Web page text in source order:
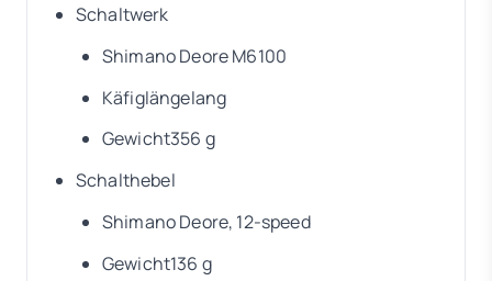
Schaltwerk
Shimano Deore M6100
Käfiglängelang
Gewicht356 g
Schalthebel
Shimano Deore, 12-speed
Gewicht136 g